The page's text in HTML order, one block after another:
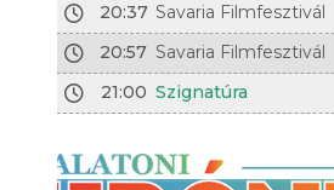
20:37 Savaria Filmfesztivál
20:57 Savaria Filmfesztivál
21:00 Szignatúra